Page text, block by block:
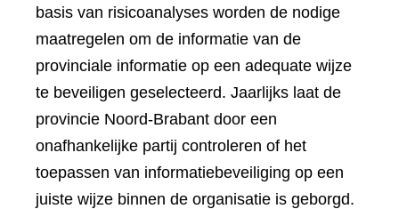
basis van risicoanalyses worden de nodige
maatregelen om de informatie van de
provinciale informatie op een adequate wijze
te beveiligen geselecteerd. Jaarlijks laat de
provincie Noord-Brabant door een
onafhankelijke partij controleren of het
toepassen van informatiebeveiliging op een
juiste wijze binnen de organisatie is geborgd.